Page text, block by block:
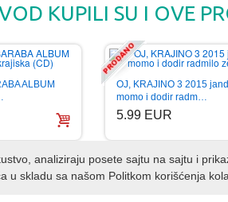
KUPILI SU I OVE
ALBUM
OJ, KRAJINO 3 2015
momo i dodir radm…
5.99 EUR
analiziraju posete sajtu na sajtu i
u skladu sa našom Politkom korišćenja